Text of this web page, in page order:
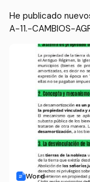
He publicado
A-11.-CAMBIOS-
Word